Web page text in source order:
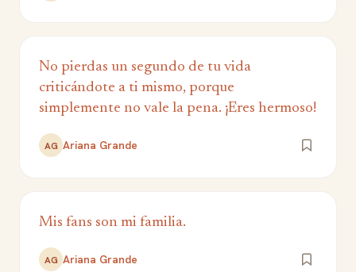
No pierdas un segundo de tu vida
criticándote a ti mismo, porque
simplemente no vale la pena. ¡Eres hermoso!
AG Ariana Grande
Mis fans son mi familia.
AG Ariana Grande